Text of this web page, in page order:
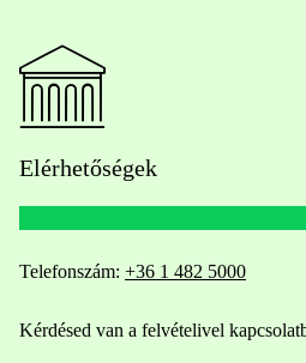
Elérhetőségek
Telefonszám: +36 1 482 5000
Kérdésed van a felvételivel